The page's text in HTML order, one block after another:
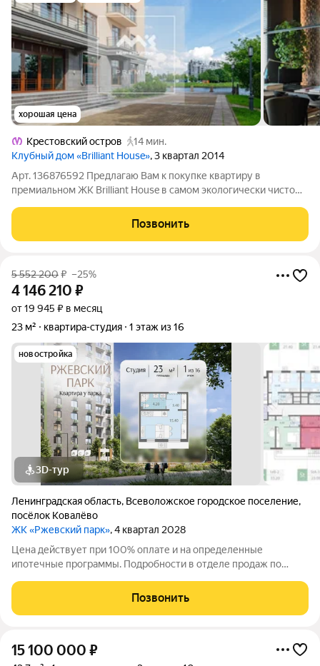
хорошая цена
Крестовский остров
14 мин.
Клубный дом «Brilliant House», 3 квартал 2014
Арт. 136876592 Предлагаю Вам к покупке квартиру в
премиальном ЖК Brilliant House в самом экологически чистом
камерный дом всего на 35 квартир. Со своей набережной,
прогулочной зоной и спуском к
Позвонить
5 552 200₽ –25%
4 146 210 ₽
от 19 945 ₽ в месяц
23 м²
квартира-студия 1 этаж из 16
новостройка
3D-тур
Ленинградская область, Всеволожское городское поселение,
посёлок Ковалёво
ЖК «Ржевский парк», 4 квартал 2028
Цена действует при 100% оплате и на определенные
ипотечные программы. Подробности в отделе продаж по
этаже. Общая площадь составляет 23.00 кв. м. Квартира с
чистовой отделкой. Жилой комплекс
Позвонить
15 100 000 ₽